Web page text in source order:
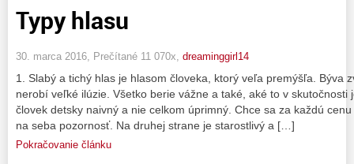
Typy hlasu
30. marca 2016, Prečítané 11 070x, dreaminggirl14
1. Slabý a tichý hlas je hlasom človeka, ktorý veľa premýšľa. Býva
nerobí veľké ilúzie. Všetko berie vážne a také, aké to v skutočnosti
človek detsky naivný a nie celkom úprimný. Chce sa za každú
na seba pozornosť. Na druhej strane je starostlivý a […]
Pokračovanie článku